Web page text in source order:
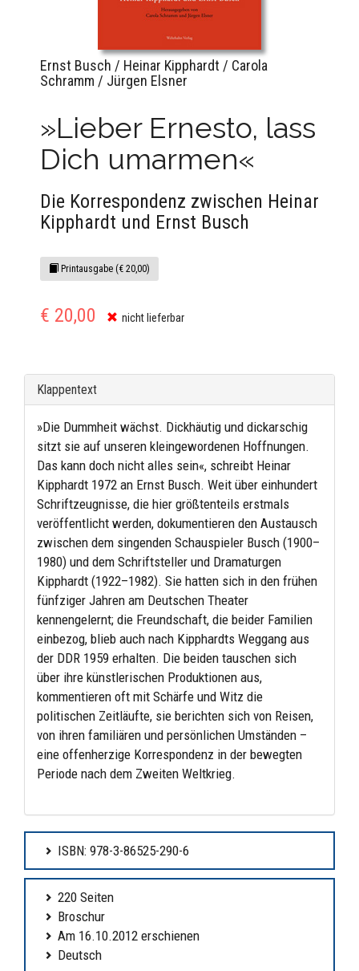
Ernst Busch / Heinar Kipphardt / Carola
Schramm / Jürgen Elsner
»Lieber Ernesto, lass
Dich umarmen«
Die Korrespondenz zwischen Heinar
Kipphardt und Ernst Busch
Printausgabe (€ 20,00)
€ 20,00 nicht lieferbar
Klappentext
»Die Dummheit wächst. Dickhäutig und dickarschig
sitzt sie auf unseren kleingewordenen Hoffnungen.
Das kann doch nicht alles sein«, schreibt Heinar
Kipphardt 1972 an Ernst Busch. Weit über einhundert
Schriftzeugnisse, die hier größtenteils erstmals
veröffentlicht werden, dokumentieren den Austausch
zwischen dem singenden Schauspieler Busch (1900–
1980) und dem Schriftsteller und Dramaturgen
Kipphardt (1922–1982). Sie hatten sich in den frühen
fünfziger Jahren am Deutschen Theater
kennengelernt; die Freundschaft, die beider Familien
einbezog, blieb auch nach Kipphardts Weggang aus
der DDR 1959 erhalten. Die beiden tauschen sich
über ihre künstlerischen Produktionen aus,
kommentieren oft mit Schärfe und Witz die
politischen Zeitläufte, sie berichten sich von Reisen,
von ihren familiären und persönlichen Umständen –
eine offenherzige Korrespondenz in der bewegten
Periode nach dem Zweiten Weltkrieg.
ISBN: 978-3-86525-290-6
220 Seiten
Broschur
Am 16.10.2012 erschienen
Deutsch